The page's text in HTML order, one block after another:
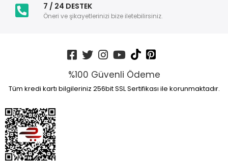
7 / 24 DESTEK
Öneri ve şikayetlerinizi bize iletebilirsiniz.
%100 Güvenli Ödeme
Tüm kredi kartı bilgileriniz 256bit SSL Sertifikası ile korunmaktadır.